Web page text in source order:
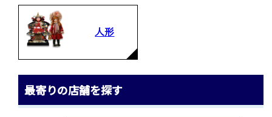
人形
最寄りの店舗を探す